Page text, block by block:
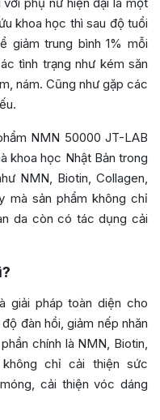
khoa học thì sau độ tuổi
giảm trung bình 1% mỗi
tình trạng như kém săn
nám. Cũng như gặp các
NMN 50000 JT-LAB
khoa học Nhật Bản trong
NMN, Biotin, Collagen,
mà sản phẩm không chỉ
da còn có tác dụng cải
giải pháp toàn diện cho
đàn hồi, giảm nếp nhăn
chính là NMN, Biotin,
không chỉ cải thiện sức
cải thiện vóc dáng